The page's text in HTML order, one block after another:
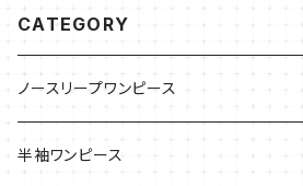
CATEGORY
ノースリープワンピース
半袖ワンピース